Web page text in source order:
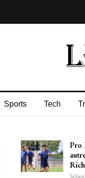
Sports Tech
Pro